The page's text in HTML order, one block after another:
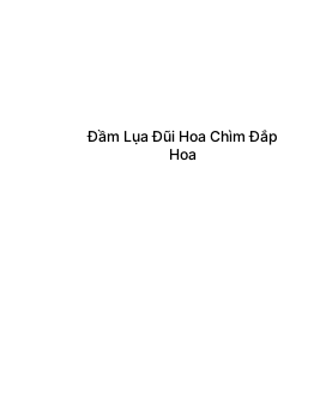
Đầm Lụa Đũi Hoa Chìm Đắp
Hoa